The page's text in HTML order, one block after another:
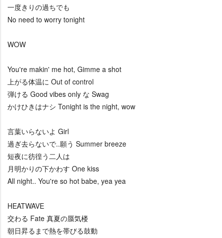
一度きりの過ちでも
No need to worry tonight
WOW
You're makin' me hot, Gimme a shot
上がる体温に Out of control
弾ける Good vibes only な Swag
かけひきはナシ Tonight is the night, wow
言葉いらないよ Girl
過ぎ去らないで..願う Summer breeze
短夜に彷徨う二人は
月明かりの下かわす One kiss
All night.. You're so hot babe, yea yea
HEATWAVE
交わる Fate 真夏の蜃気楼
朝日昇るまで熱を帯びる鼓動